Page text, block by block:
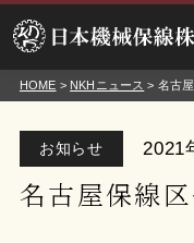
HOME > NKHニュース > 名古
お知らせ 2021
名古屋保線